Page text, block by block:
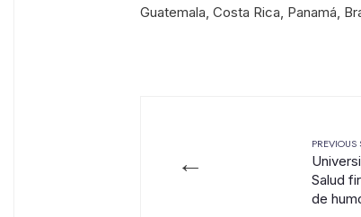
Guatemala, Costa Rica, Panamá,
←
PREVIOUS
Salud
de